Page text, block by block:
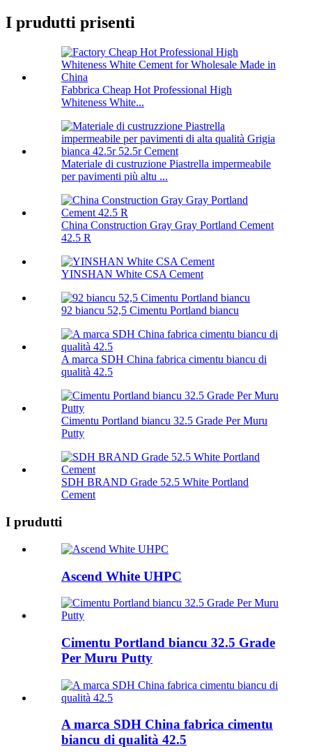
I prudutti prisenti
Fabbrica Cheap Hot Professional High
Whiteness White...
Materiale di custruzione Piastrella impermeabile
per pavimenti più altu ...
China Construction Gray Gray Portland Cement
42.5 R
YINSHAN White CSA Cement
92 biancu 52,5 Cimentu Portland biancu
A marca SDH China fabrica cimentu biancu di
qualità 42.5
Cimentu Portland biancu 32.5 Grade Per Muru
Putty
SDH BRAND Grade 52.5 White Portland
Cement
I prudutti
Ascend White UHPC
Cimentu Portland biancu 32.5 Grade
Per Muru Putty
A marca SDH China fabrica cimentu
biancu di qualità 42.5